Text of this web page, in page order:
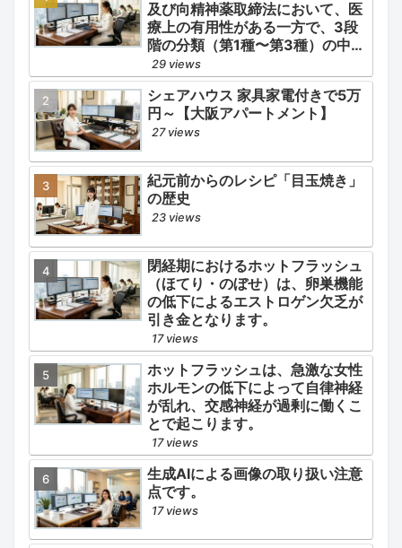
及び向精神薬取締法において、医
療上の有用性がある一方で、3段
階の分類（第1種〜第3種）の中で
最も医療用としての濫用の危険性
が高く、有害作用が強いとされる
医薬品です。
29 views
シェアハウス 家具家電付きで5万
円～【大阪アパートメント】
27 views
紀元前からのレシピ「目玉焼き」
の歴史
23 views
閉経期におけるホットフラッシュ
（ほてり・のぼせ）は、卵巣機能
の低下によるエストロゲン欠乏が
引き金となります。
17 views
ホットフラッシュは、急激な女性
ホルモンの低下によって自律神経
が乱れ、交感神経が過剰に働くこ
とで起こります。
17 views
生成AIによる画像の取り扱い注意
点です。
17 views